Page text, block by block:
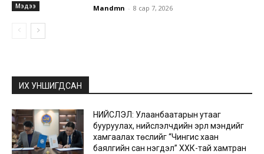
Мэдээ Mandmn - 8 сар 7, 2026
ИХ УНШИГДСАН
НИЙСЛЭЛ: Улаанбаатарын утааг
бууруулах, нийслэлчүүдийн эрүүл мэндийг
хамгаалах төслийг “Чингис хаан
баялгийн сан нэгдэл” ХХК-тай хамтран